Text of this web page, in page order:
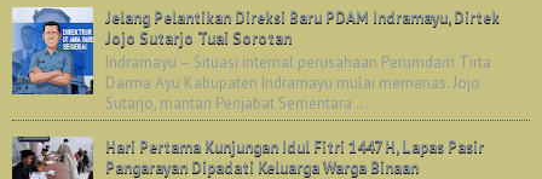
Jelang Pelantikan Direksi Baru PDAM Indramayu, Dirtek
Jojo Sutarjo Tuai Sorotan
Indramayu – Situasi internal perusahaan Perumdam Tirta
Darma Ayu Kabupaten Indramayu mulai memanas. Jojo
Sutarjo, mantan Penjabat Sementara ...
Hari Pertama Kunjungan Idul Fitri 1447 H, Lapas Pasir
Pangarayan Dipadati Keluarga Warga Binaan